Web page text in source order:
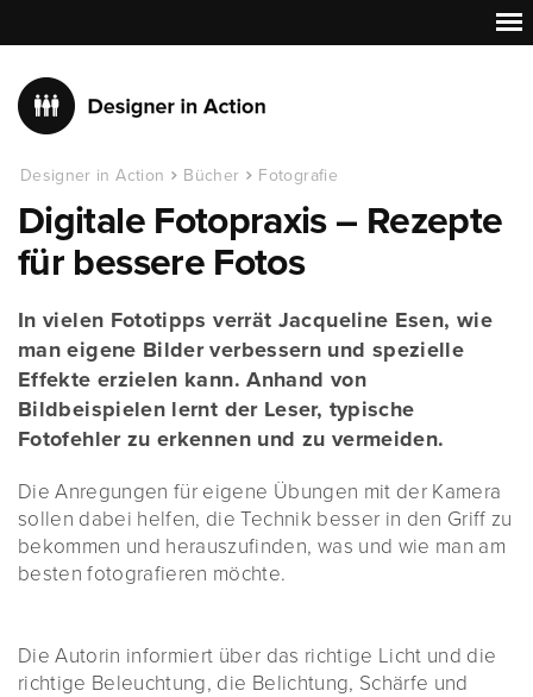
Designer in Action Bücher Fotografie
Digitale Fotopraxis – Rezepte
für bessere Fotos
In vielen Fototipps verrät Jacqueline Esen, wie
man eigene Bilder verbessern und spezielle
Effekte erzielen kann. Anhand von
Bildbeispielen lernt der Leser, typische
Fotofehler zu erkennen und zu vermeiden.
Die Anregungen für eigene Übungen mit der Kamera
sollen dabei helfen, die Technik besser in den Griff zu
bekommen und herauszufinden, was und wie man am
besten fotografieren möchte.
Die Autorin informiert über das richtige Licht und die
richtige Beleuchtung, die Belichtung, Schärfe und